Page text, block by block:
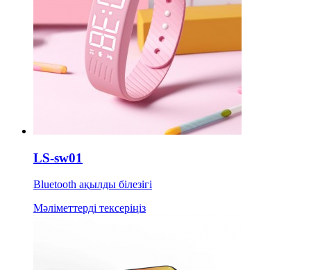
LS-sw01
Bluetooth ақылды білезігі
Мәліметтерді тексеріңіз